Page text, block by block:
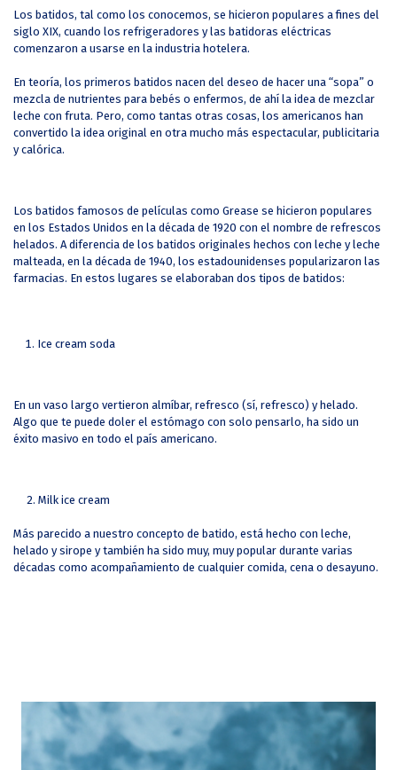
Los batidos, tal como los conocemos, se hicieron populares a fines del
siglo XIX, cuando los refrigeradores y las batidoras eléctricas
comenzaron a usarse en la industria hotelera.
En teoría, los primeros batidos nacen del deseo de hacer una “sopa” o
mezcla de nutrientes para bebés o enfermos, de ahí la idea de mezclar
leche con fruta. Pero, como tantas otras cosas, los americanos han
convertido la idea original en otra mucho más espectacular, publicitaria
y calórica.
Los batidos famosos de películas como Grease se hicieron populares
en los Estados Unidos en la década de 1920 con el nombre de refrescos
helados. A diferencia de los batidos originales hechos con leche y leche
malteada, en la década de 1940, los estadounidenses popularizaron las
farmacias. En estos lugares se elaboraban dos tipos de batidos:
Ice cream soda
En un vaso largo vertieron almíbar, refresco (sí, refresco) y helado.
Algo que te puede doler el estómago con solo pensarlo, ha sido un
éxito masivo en todo el país americano.
2. Milk ice cream
Más parecido a nuestro concepto de batido, está hecho con leche,
helado y sirope y también ha sido muy, muy popular durante varias
décadas como acompañamiento de cualquier comida, cena o desayuno.